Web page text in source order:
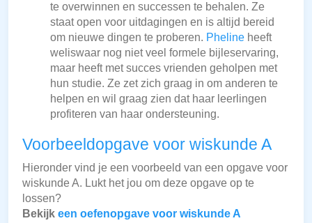
te overwinnen en successen te behalen. Ze
staat open voor uitdagingen en is altijd bereid
om nieuwe dingen te proberen. Pheline heeft
weliswaar nog niet veel formele bijleservaring,
maar heeft met succes vrienden geholpen met
hun studie. Ze zet zich graag in om anderen te
helpen en wil graag zien dat haar leerlingen
profiteren van haar ondersteuning.
Voorbeeldopgave voor wiskunde A
Hieronder vind je een voorbeeld van een opgave voor
wiskunde A. Lukt het jou om deze opgave op te
lossen?
Bekijk een oefenopgave voor wiskunde A